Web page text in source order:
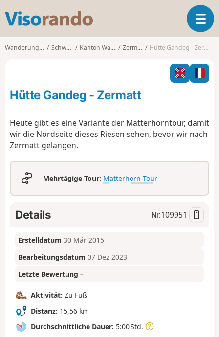
s
o
o
T
o
l
n
g
a
Wanderungen Schweiz Kanton Wallis Zermatt Hütte Gandeg - Zermatt
Hütte Gandeg - Zermatt
Heute gibt es eine Variante der Matterhorntour, damit
wir die Nordseite dieses Riesen sehen, bevor wir nach
Zermatt gelangen.
Mehrtägige Tour: Matterhorn-Tour
Details Nr.109951
Erstelldatum 30 Mär 2015
Bearbeitungsdatum 07 Dez 2023
Letzte Bewertung –
Aktivität: Zu Fuß
Distanz: 15,56 km
Durchschnittliche Dauer: 5:00 Std.